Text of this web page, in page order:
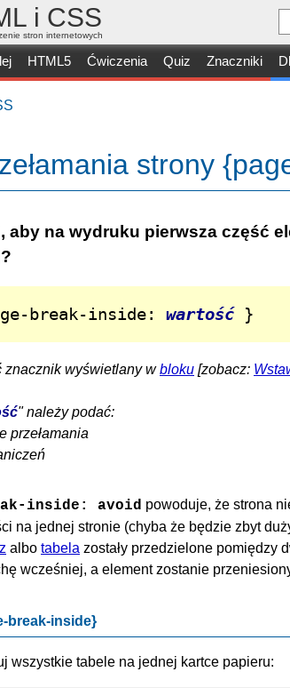
i CSS
stron internetowych
HTML5 Ćwiczenia Quiz Znaczniki
strony
aby na wydruku pierwsza część
break-inside: wartość }
znacznik wyświetlany wbloku [zobacz:
" należy podać:
przełamania
inside: avoid powoduje, że strona
na jednej stronie (chyba że będzie zbyt
albo tabela zostały przedzielone pomiędzy
wcześniej, a element zostanie
break-inside}
wszystkie tabele na jednej kartce papieru: